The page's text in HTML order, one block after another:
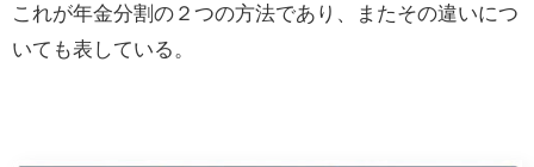
これが年金分割の２つの方法であり、またその違いにつ
いても表している。